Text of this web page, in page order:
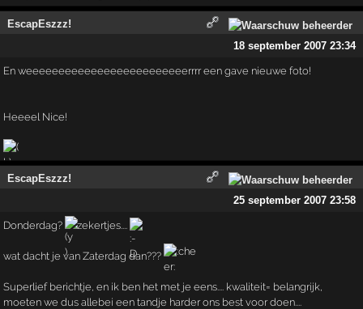
EscapEszzz!
18 september 2007 23:34
En weeeeeeeeeeeeeeeeeeeeeeeeerrrr een gave nieuwe foto!
Heeeel Nice!
EscapEszzz!
25 september 2007 23:58
Donderdag? zekertjes....
wat dacht je van Zaterdag dan???
Superlief berichtje, en ik ben het met je eens.... kwaliteit= belangrijk,
moeten we dus allebei een tandje harder ons best voor doen....